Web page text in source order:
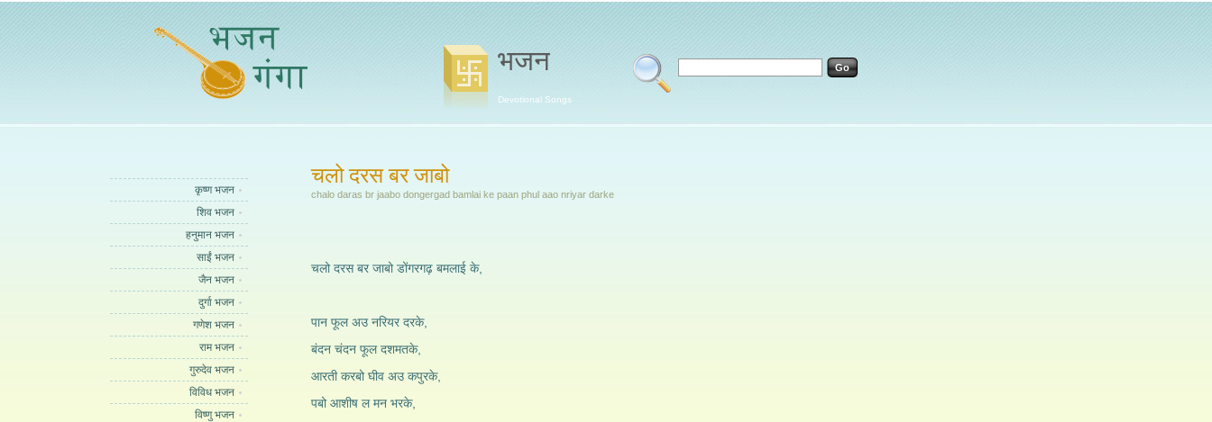
भजन
Devotional Songs
कृष्ण भजन
शिव भजन
हनुमान भजन
साईं भजन
जैन भजन
दुर्गा भजन
गणेश भजन
राम भजन
गुरुदेव भजन
विविध भजन
विष्णु भजन
चलो दरस बर जाबो
chalo daras br jaabo dongergad bamlai ke paan phul aao nriyar darke
चलो दरस बर जाबो डोंगरगढ़ बमलाई के,
पान फूल अउ नरियर दरके,
बंदन चंदन फूल दशमतके,
आरती करबो घीव अउ कपुरके,
पबो आशीष ल मन भरके,